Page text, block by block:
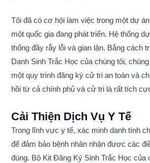
Tôi đã có cơ hội làm việc trong một dự
một quốc gia đang phát triển. Hệ thống
thống đầy rẫy lỗi và gian lận. Bằng cách
Danh Sinh Trắc Học của chúng tôi,
một quy trình đăng ký cử tri an toàn và
hồi từ cả chính phủ và cử tri là rất tích
Cải Thiện Dịch Vụ Y Tế
Trong lĩnh vực y tế, xác minh danh tính
để đảm bảo bệnh nhân nhận được các
đúng. Bộ Kit Đăng Ký Sinh Trắc Học của